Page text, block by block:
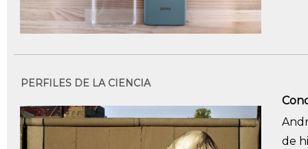
PERFILES DE LA CIENCIA
de